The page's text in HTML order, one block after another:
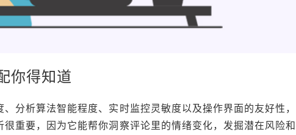
你得知道
分析算法智能程度、实时监控灵敏度以及操作界面的友好性，
重要，因为它能帮你洞察评论里的情绪变化，发掘潜在风险和